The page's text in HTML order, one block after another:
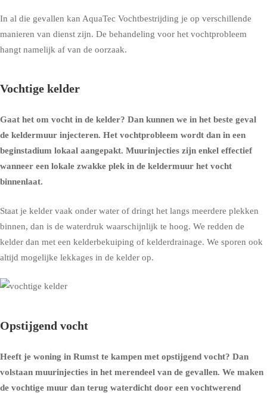
In al die gevallen kan AquaTec Vochtbestrijding je op verschillende
manieren van dienst zijn. De behandeling voor het vochtprobleem
hangt namelijk af van de oorzaak.
Vochtige kelder
Gaat het om vocht in de kelder? Dan kunnen we in het beste geval
de keldermuur injecteren. Het vochtprobleem wordt dan in een
beginstadium lokaal aangepakt. Muurinjecties zijn enkel effectief
wanneer een lokale zwakke plek in de keldermuur het vocht
binnenlaat.
Staat je kelder vaak onder water of dringt het langs meerdere plekken
binnen, dan is de waterdruk waarschijnlijk te hoog. We redden de
kelder dan met een kelderbekuiping of kelderdrainage. We sporen ook
altijd mogelijke lekkages in de kelder op.
Opstijgend vocht
Heeft je woning in Rumst te kampen met opstijgend vocht? Dan
volstaan muurinjecties in het merendeel van de gevallen. We maken
de vochtige muur dan terug waterdicht door een vochtwerend